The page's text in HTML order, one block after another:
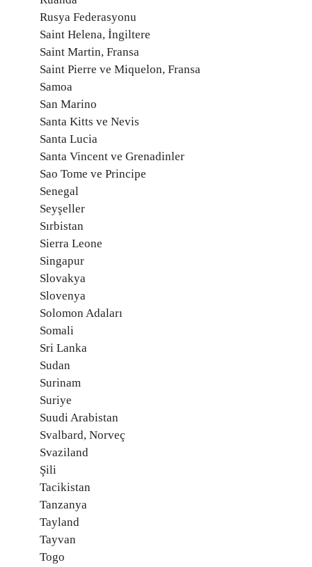
Rusya Federasyonu
Saint Helena, İngiltere
Saint Martin, Fransa
Saint Pierre ve Miquelon, Fransa
Samoa
San Marino
Santa Kitts ve Nevis
Santa Lucia
Santa Vincent ve Grenadinler
Sao Tome ve Principe
Senegal
Seyşeller
Sırbistan
Sierra Leone
Singapur
Slovakya
Slovenya
Solomon Adaları
Somali
Sri Lanka
Sudan
Surinam
Suriye
Suudi Arabistan
Svalbard, Norveç
Svaziland
Şili
Tacikistan
Tanzanya
Tayland
Tayvan
Togo